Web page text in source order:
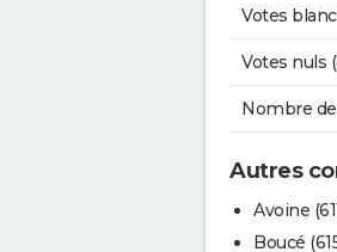
Votes
Votes nuls
Nombre
Autres
Avoine
Boucé